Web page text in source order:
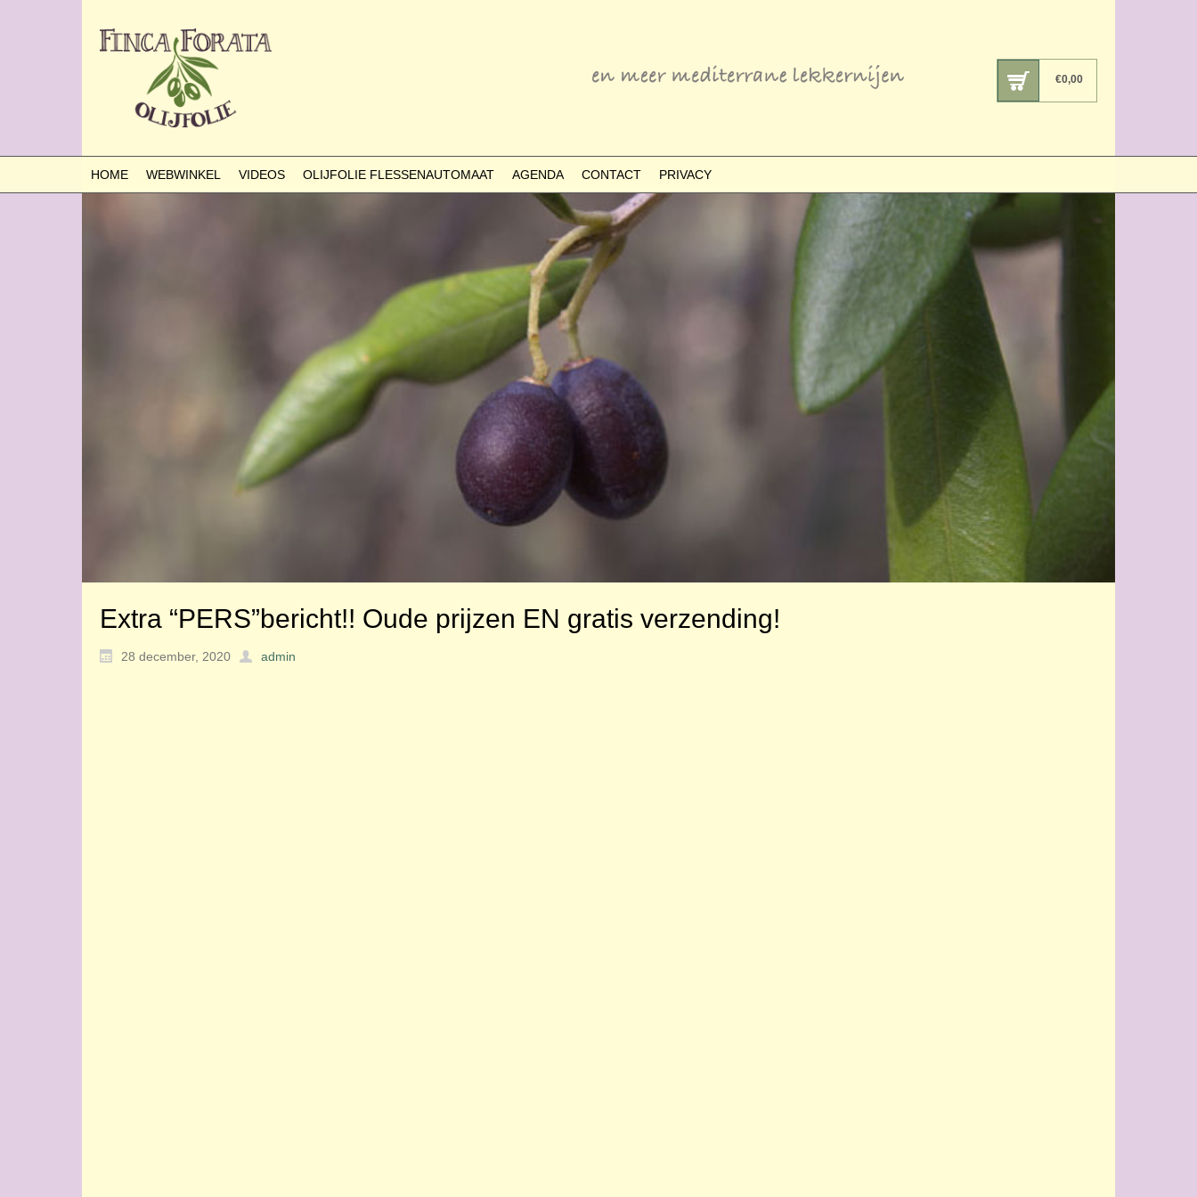
€0,00
HOME WEBWINKEL VIDEOS OLIJFOLIE FLESSENAUTOMAAT AGENDA CONTACT PRIVACY
Extra “PERS”bericht!! Oude prijzen EN gratis verzending!
28 december, 2020 admin